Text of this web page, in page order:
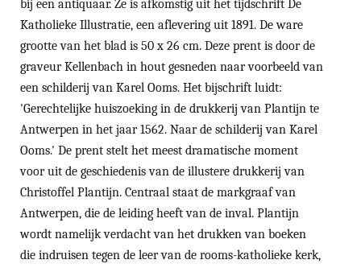
bij een antiquaar. Ze is afkomstig uit het tijdschrift De
Katholieke Illustratie, een aflevering uit 1891. De ware
grootte van het blad is 50 x 26 cm. Deze prent is door de
graveur Kellenbach in hout gesneden naar voorbeeld van
een schilderij van Karel Ooms. Het bijschrift luidt:
'Gerechtelijke huiszoeking in de drukkerij van Plantijn te
Antwerpen in het jaar 1562. Naar de schilderij van Karel
Ooms.' De prent stelt het meest dramatische moment
voor uit de geschiedenis van de illustere drukkerij van
Christoffel Plantijn. Centraal staat de markgraaf van
Antwerpen, die de leiding heeft van de inval. Plantijn
wordt namelijk verdacht van het drukken van boeken
die indruisen tegen de leer van de rooms-katholieke kerk,